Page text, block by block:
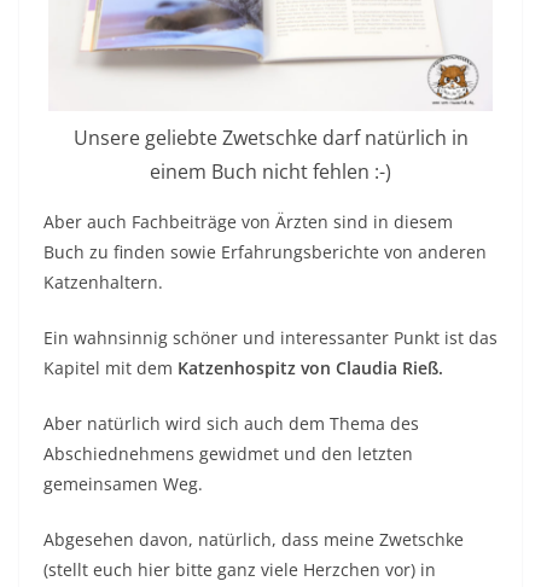
Unsere geliebte Zwetschke darf natürlich in
einem Buch nicht fehlen :-)
Aber auch Fachbeiträge von Ärzten sind in diesem
Buch zu finden sowie Erfahrungsberichte von anderen
Katzenhaltern.
Ein wahnsinnig schöner und interessanter Punkt ist das
Kapitel mit dem Katzenhospitz von Claudia Rieß.
Aber natürlich wird sich auch dem Thema des
Abschiednehmens gewidmet und den letzten
gemeinsamen Weg.
Abgesehen davon, natürlich, dass meine Zwetschke
(stellt euch hier bitte ganz viele Herzchen vor) in